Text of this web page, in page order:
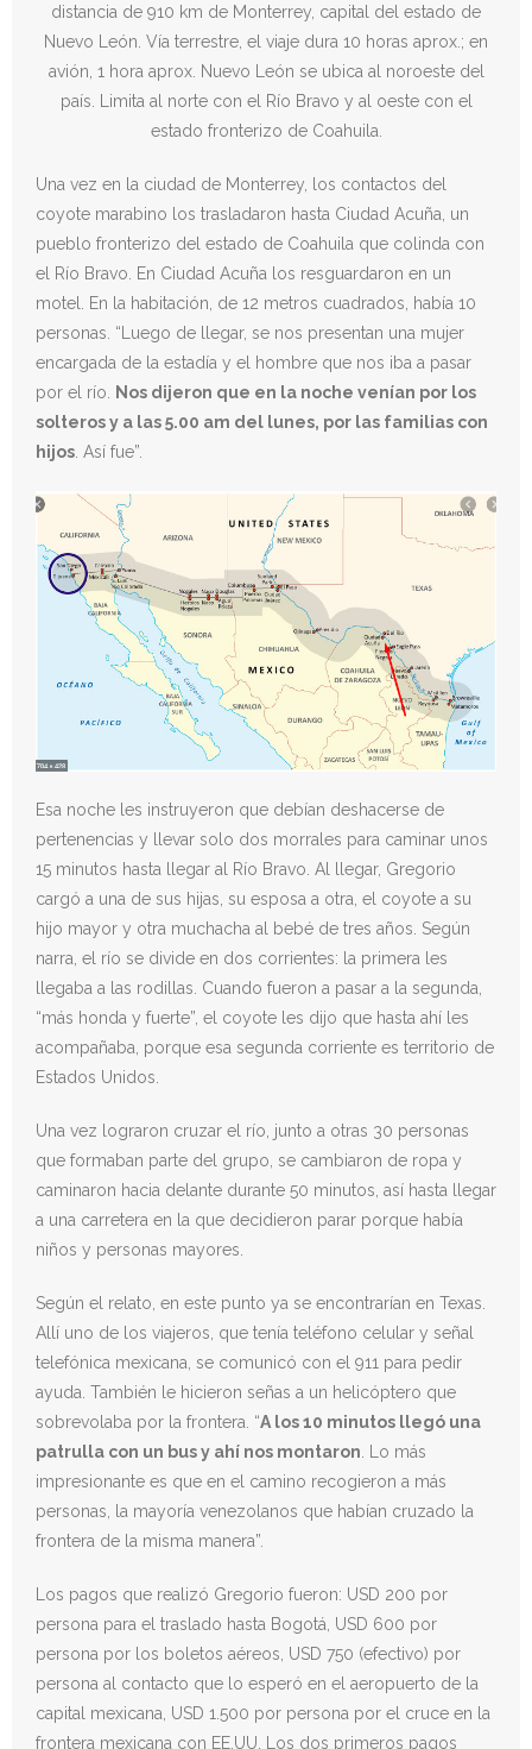
distancia de 910 km de Monterrey, capital del estado de
Nuevo León. Vía terrestre, el viaje dura 10 horas aprox.; en
avión, 1 hora aprox. Nuevo León se ubica al noroeste del
país. Limita al norte con el Río Bravo y al oeste con el
estado fronterizo de Coahuila.
Una vez en la ciudad de Monterrey, los contactos del
coyote marabino los trasladaron hasta Ciudad Acuña, un
pueblo fronterizo del estado de Coahuila que colinda con
el Río Bravo. En Ciudad Acuña los resguardaron en un
motel. En la habitación, de 12 metros cuadrados, había 10
personas. “Luego de llegar, se nos presentan una mujer
encargada de la estadía y el hombre que nos iba a pasar
por el río. Nos dijeron que en la noche venían por los
solteros y a las 5.00 am del lunes, por las familias con
hijos . Así fue”.
Esa noche les instruyeron que debían deshacerse de
pertenencias y llevar solo dos morrales para caminar unos
15 minutos hasta llegar al Río Bravo. Al llegar, Gregorio
cargó a una de sus hijas, su esposa a otra, el coyote a su
hijo mayor y otra muchacha al bebé de tres años. Según
narra, el río se divide en dos corrientes: la primera les
llegaba a las rodillas. Cuando fueron a pasar a la segunda,
“más honda y fuerte”, el coyote les dijo que hasta ahí les
acompañaba, porque esa segunda corriente es territorio de
Estados Unidos.
Una vez lograron cruzar el río, junto a otras 30 personas
que formaban parte del grupo, se cambiaron de ropa y
caminaron hacia delante durante 50 minutos, así hasta llegar
a una carretera en la que decidieron parar porque había
niños y personas mayores.
Según el relato, en este punto ya se encontrarían en Texas.
Allí uno de los viajeros, que tenía teléfono celular y señal
telefónica mexicana, se comunicó con el 911 para pedir
ayuda. También le hicieron señas a un helicóptero que
sobrevolaba por la frontera. “A los 10 minutos llegó una
patrulla con un bus y ahí nos montaron . Lo más
impresionante es que en el camino recogieron a más
personas, la mayoría venezolanos que habían cruzado la
frontera de la misma manera”.
Los pagos que realizó Gregorio fueron: USD 200 por
persona para el traslado hasta Bogotá, USD 600 por
persona por los boletos aéreos, USD 750 (efectivo) por
persona al contacto que lo esperó en el aeropuerto de la
capital mexicana, USD 1.500 por persona por el cruce en la
frontera mexicana con EE.UU. Los dos primeros pagos